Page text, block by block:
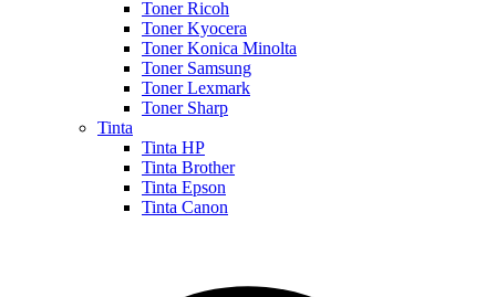
Toner Ricoh
Toner Kyocera
Toner Konica Minolta
Toner Samsung
Toner Lexmark
Toner Sharp
Tinta
Tinta HP
Tinta Brother
Tinta Epson
Tinta Canon